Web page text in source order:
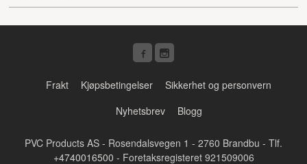
Frakt Kjøpsbetingelser
Sikkerhet og personvern
Nyhetsbrev
Blogg
PVC Products AS - Rosendalsvegen 1 - 2760 Brandbu - Tlf.
+4740016500 - Foretaksregisteret 921509006